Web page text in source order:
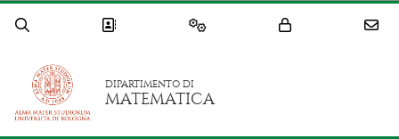
DIPARTIMENTO DI
MATEMATICA